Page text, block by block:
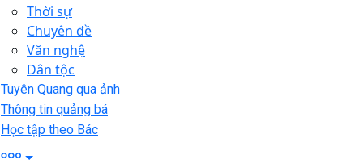
Thời sự
Chuyên đề
Văn nghệ
Dân tộc
Tuyên Quang qua ảnh
Thông tin quảng bá
Học tập theo Bác